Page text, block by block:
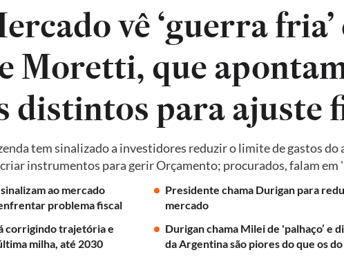
vê ‘guerra
Moretti, que
distintos para ajuste
tem sinalizado a investidores reduzir o limite de gastos do
instrumentos para gerir Orçamento; procurados, falam em
ao mercado
problema fiscal
Presidente chama Durigan para
mercado
corrigindo trajetória e
milha, até 2030
Durigan chama Milei de 'palhaço’ e
da Argentina são piores do que os